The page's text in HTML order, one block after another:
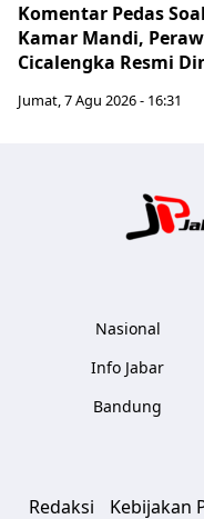
Komentar Pedas
Kamar Mandi,
Cicalengka Resmi
Jumat, 7 Agu 2026 - 16:31
Nasional
Info Jabar
Bandung
Redaksi Kebijakan